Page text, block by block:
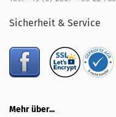
Sicherheit & Service
Mehr über...